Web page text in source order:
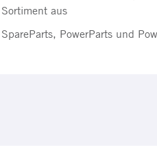
Sortiment aus
SpareParts, PowerParts und